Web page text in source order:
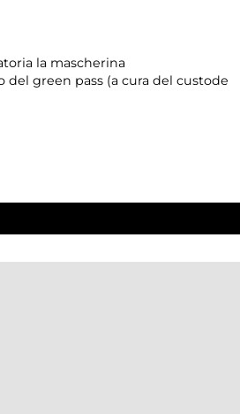
la mascherina
green pass (a cura del custode